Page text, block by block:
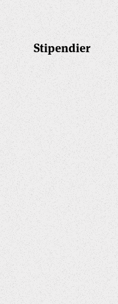
Stipendier